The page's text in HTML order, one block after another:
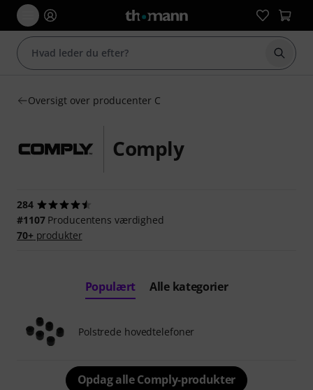
Start
Oversigt over producenter C
Comply
284
#1107Producentens værdighed
70+produkter
Populært Alle kategorier
Polstrede hovedtelefoner
Opdag alle Comply-produkter